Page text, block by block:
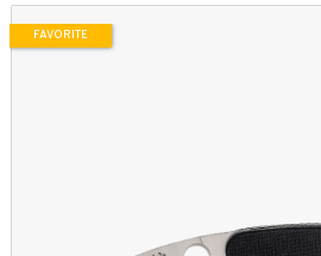
FAVORITE